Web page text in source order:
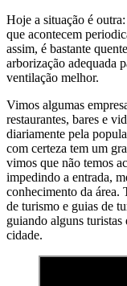
Hoje a situação é
que acontecem
assim, é bastante
arborização adequada
ventilação melhor.
Vimos algumas
restaurantes, bares e
diariamente pela
com certeza tem um
vimos que não temos
impedindo a entrada,
conhecimento da área.
de turismo e guias de
guiando alguns turistas
cidade.